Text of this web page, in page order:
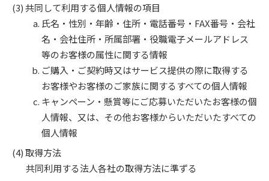
共同して利用する個人情報の項目
氏名・性別・年齢・住所・電話番号・FAX番号・会社
名・会社住所・所属部署・役職電子メールアドレス
等のお客様の属性に関する情報
ご購入・ご契約時又はサービス提供の際に取得する
お客様やお客様のご家族に関するすべての個人情報
キャンペーン・懸賞等にご応募いただいたお客様の個
人情報、又は、その他お客様からいただいたすべての
個人情報
取得方法
共同利用する法人各社の取得方法に準ずる